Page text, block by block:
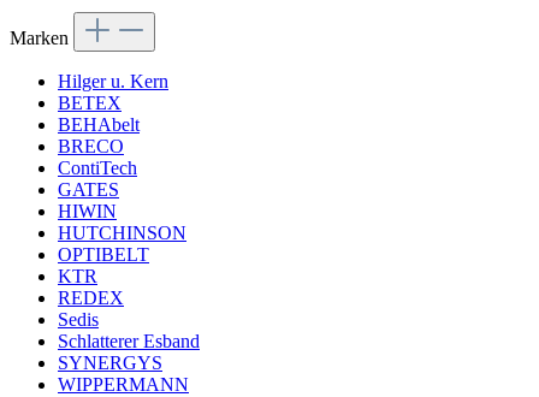
Marken
Hilger u. Kern
BETEX
BEHAbelt
BRECO
ContiTech
GATES
HIWIN
HUTCHINSON
OPTIBELT
KTR
REDEX
Sedis
Schlatterer Esband
SYNERGYS
WIPPERMANN